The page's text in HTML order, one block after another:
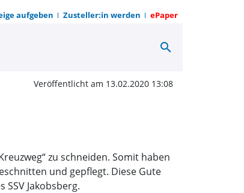
aufgeben Zusteller:in werden ePaper
am Kreuzweg |
search
Veröffentlicht am 13.02.2020 13:08
zu schneiden. Somit haben
und gepflegt. Diese Gute
Jakobsberg.